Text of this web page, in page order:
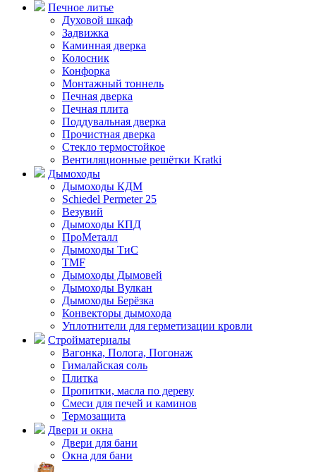
Печное литье
Духовой шкаф
Задвижка
Каминная дверка
Колосник
Конфорка
Монтажный тоннель
Печная дверка
Печная плита
Поддувальная дверка
Прочистная дверка
Стекло термостойкое
Вентиляционные решётки Kratki
Дымоходы
Дымоходы КДМ
Schiedel Permeter 25
Везувий
Дымоходы КПД
ПроМеталл
Дымоходы ТиС
TMF
Дымоходы Дымовей
Дымоходы Вулкан
Дымоходы Берёзка
Конвекторы дымохода
Уплотнители для герметизации кровли
Стройматериалы
Вагонка, Полога, Погонаж
Гималайская соль
Плитка
Пропитки, масла по дереву
Смеси для печей и каминов
Термозащита
Двери и окна
Двери для бани
Окна для бани